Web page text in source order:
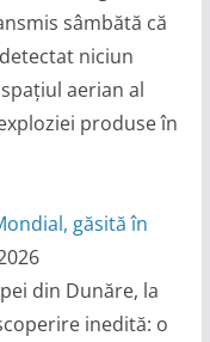
sâmbătă că
niciun
aerian al
produse în
găsită în
din Dunăre, la
inedită: o